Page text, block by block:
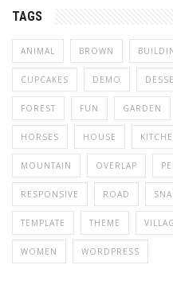
TAGS
ANIMAL BROWN
CUPCAKES DEMO
FOREST FUN GARDEN
HORSES HOUSE
MOUNTAIN OVERLAP
RESPONSIVE ROAD
TEMPLATE THEME
WOMEN WORDPRESS